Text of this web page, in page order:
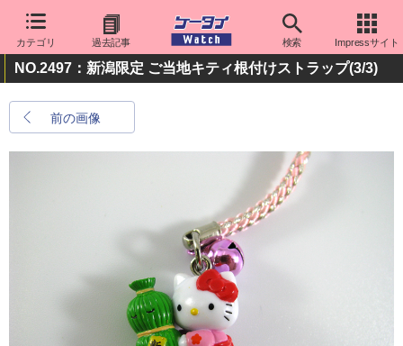
カテゴリ 過去記事 検索 Impressサイト
NO.2497：新潟限定 ご当地キティ根付けストラップ(3/3)
前の画像